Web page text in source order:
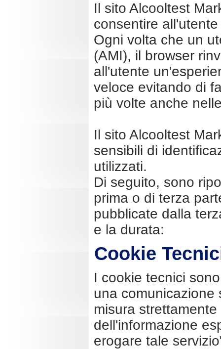
Il sito Alcooltest
consentire
Ogni volta che un
(AMI), il browser
all'utente
veloce evitando di
più volte anche
Il sito Alcooltest
sensibili di
utilizzati.
Di seguito, sono
prima o di terza
pubblicate dalla
e la durata:
Cookie
I cookie tecnici
una comunicazione
misura
dell'informazione
erogare tale